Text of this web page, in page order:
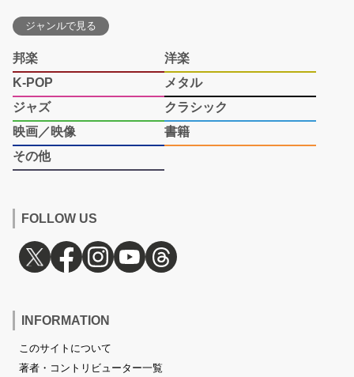
ジャンルで見る
邦楽
洋楽
K-POP
メタル
ジャズ
クラシック
映画／映像
書籍
その他
FOLLOW US
INFORMATION
このサイトについて
著者・コントリビューター一覧